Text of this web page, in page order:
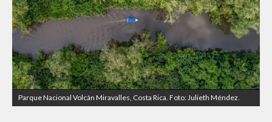
Parque Nacional Volcán Miravalles, Costa Rica. Foto: Julieth Méndez.